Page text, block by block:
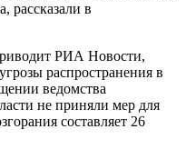
рассказали в
РИА Новости,
распространения в
ведомства
не приняли мер для
составляет 26